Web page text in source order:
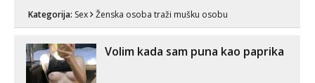
može i nešto više.💋🌺 Klikni na link
Kategorija: Sex Ženska osoba traži mušku osobu
Volim kada sam puna kao paprika